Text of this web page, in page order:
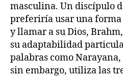
masculina. Un discípulo
preferiría usar una
y llamar a su Dios,
su adaptabilidad
palabras como
sin embargo, utiliza las